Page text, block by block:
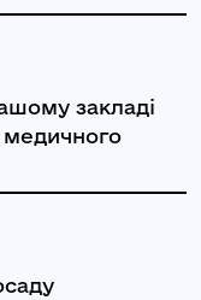
закладі
медичного